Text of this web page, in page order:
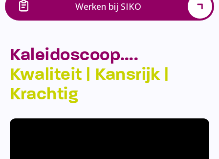
Werken bij SIKO
Kaleidoscoop….
Kwaliteit | Kansrijk |
Krachtig